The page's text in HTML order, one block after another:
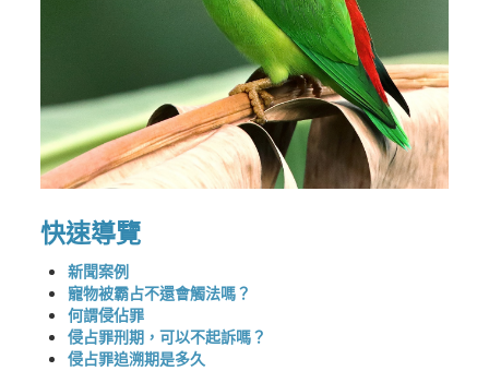
快速導覽
新聞案例
寵物被霸占不還會觸法嗎？
何謂侵佔罪
侵占罪刑期，可以不起訴嗎？
侵占罪追溯期是多久